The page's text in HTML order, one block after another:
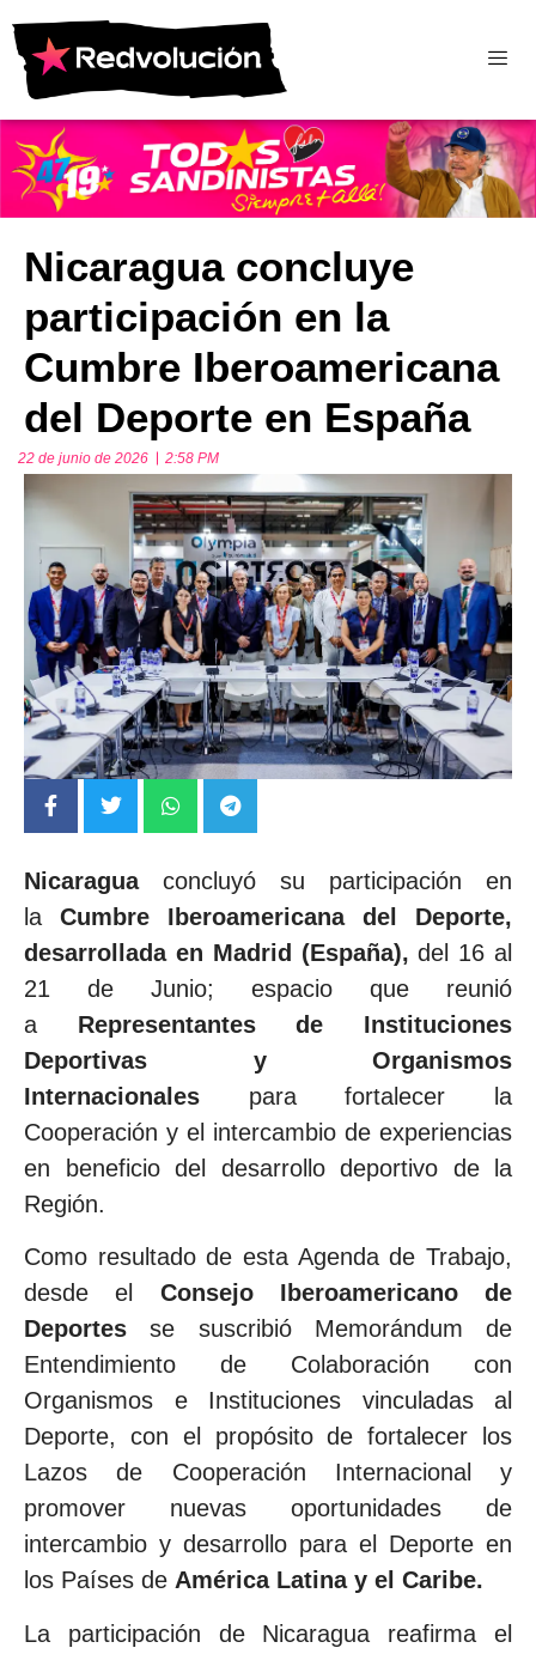
Nicaragua concluye
participación en la
Cumbre Iberoamericana
del Deporte en España
22 de junio de 2026 2:58 PM
Nicaraguaconcluyó su participación en
la Cumbre Iberoamericana del Deporte,
desarrollada en Madrid (España), del 16 al
21 de Junio; espacio que reunió
a Representantes de Instituciones
Deportivas y Organismos
Internacionales para fortalecer la
Cooperación y el intercambio de experiencias
en beneficio del desarrollo deportivo de la
Región.
Como resultado de esta Agenda de Trabajo,
desde el Consejo Iberoamericano de
Deportesse suscribió Memorándum de
Entendimiento de Colaboración con
Organismos e Instituciones vinculadas al
Deporte, con el propósito de fortalecer los
Lazos de Cooperación Internacional y
promover nuevas oportunidades de
intercambio y desarrollo para el Deporte en
los Países de América Latina y el Caribe.
La participación de Nicaragua reafirma el